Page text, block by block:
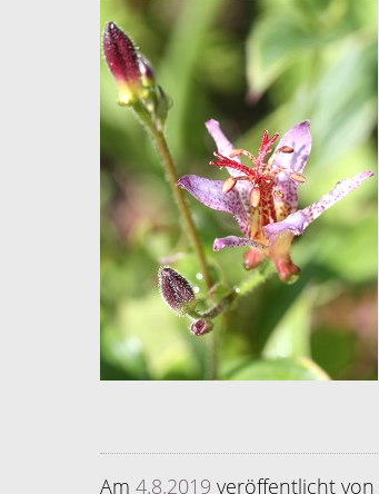
Am 4.8.2019 veröffentlicht von